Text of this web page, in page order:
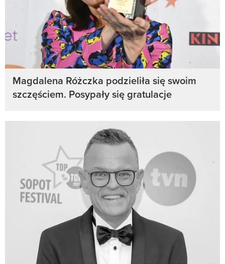
Magdalena Różczka podzieliła się swoim
szczęściem. Posypały się gratulacje